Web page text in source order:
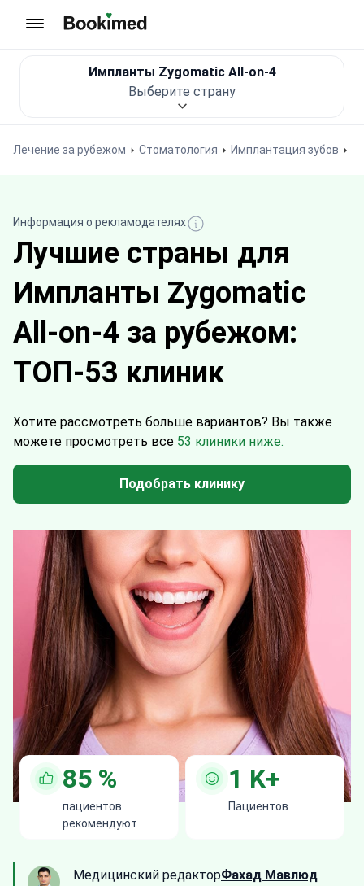
Лечение за рубежом Стоматология Имплантация зубов
Импланты Zygomatic All-on-4
Выберите страну
Информация о рекламодателях
Лучшие страны для
Импланты Zygomatic
All-on-4 за рубежом:
ТОП-53 клиник
Хотите рассмотреть больше вариантов? Вы также
можете просмотреть все 53 клиники ниже.
Подобрать клинику
85 %
пациентов
рекомендуют
1 K+
Пациентов
Медицинский редакторФахад Мавлюд